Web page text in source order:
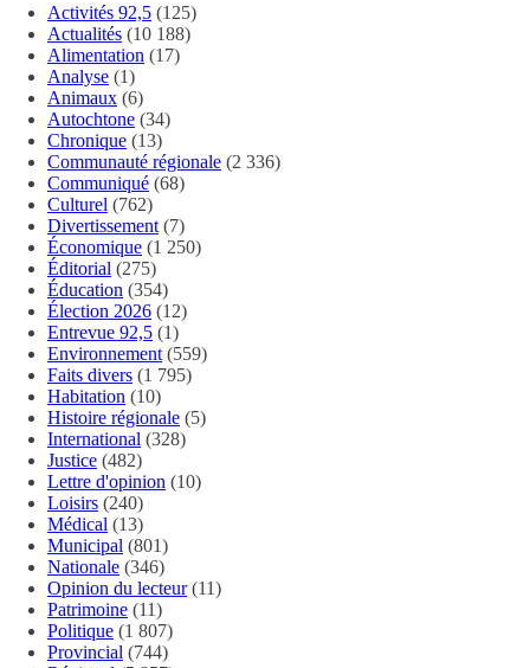
Activités 92,5 (125)
Actualités (10 188)
Alimentation (17)
Analyse (1)
Animaux (6)
Autochtone (34)
Chronique (13)
Communauté régionale (2 336)
Communiqué (68)
Culturel (762)
Divertissement (7)
Économique (1 250)
Éditorial (275)
Éducation (354)
Élection 2026 (12)
Entrevue 92,5 (1)
Environnement (559)
Faits divers (1 795)
Habitation (10)
Histoire régionale (5)
International (328)
Justice (482)
Lettre d'opinion (10)
Loisirs (240)
Médical (13)
Municipal (801)
Nationale (346)
Opinion du lecteur(11)
Patrimoine (11)
Politique (1 807)
Provincial (744)